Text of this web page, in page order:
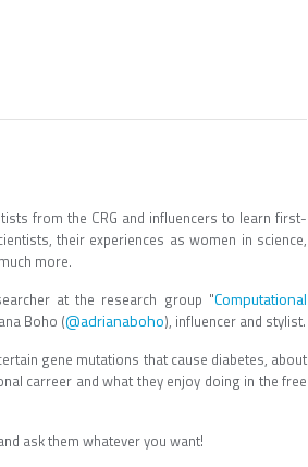
from the CRG and influencers to learn first-
their experiences as women in science,
more.
at the research group "Computational
Boho (@adrianaboho), influencer and stylist.
gene mutations that cause diabetes, about
carreer and what they enjoy doing in the free
ask them whatever you want!